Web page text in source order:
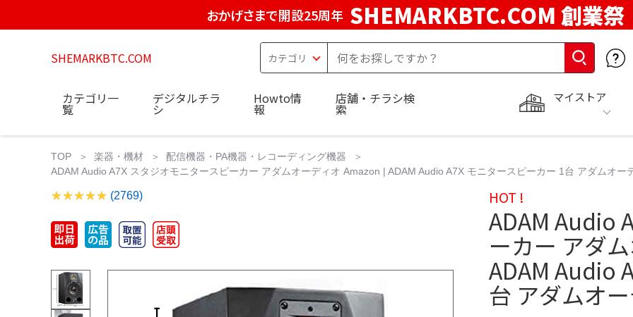
おかげさまで開設25周年 SHEMARKBTC.COM 創業祭
SHEMARKBTC.COM
マイストア
カテゴリ一
覧
デジタルチラ
シ
Howto情
報
店舗・チラシ検
索
TOP 楽器・機材
配信機器・PA機器・レコーディング機器
ADAM Audio A7X スタジオモニタースピーカー アダムオーディオ Amazon | ADAM Audio A7X モニタースピーカー 1台 アダムオー
(2769) HOT !
ADAM Audio
ーカー アダ
ADAM Audio
台 アダムオ